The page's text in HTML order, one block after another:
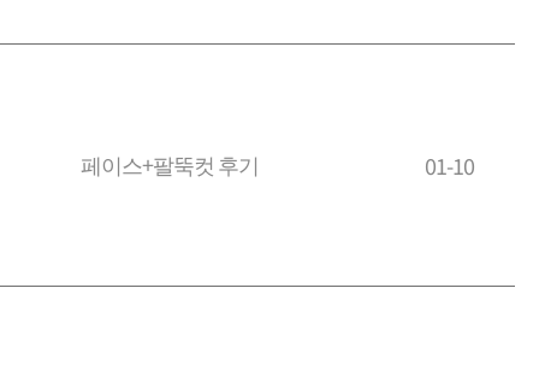
페이스+팔뚝컷 후기 01-10